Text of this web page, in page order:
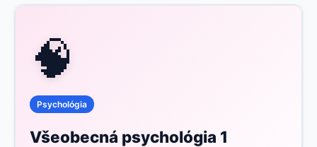
🧠
Psychológia
Všeobecná psychológia 1